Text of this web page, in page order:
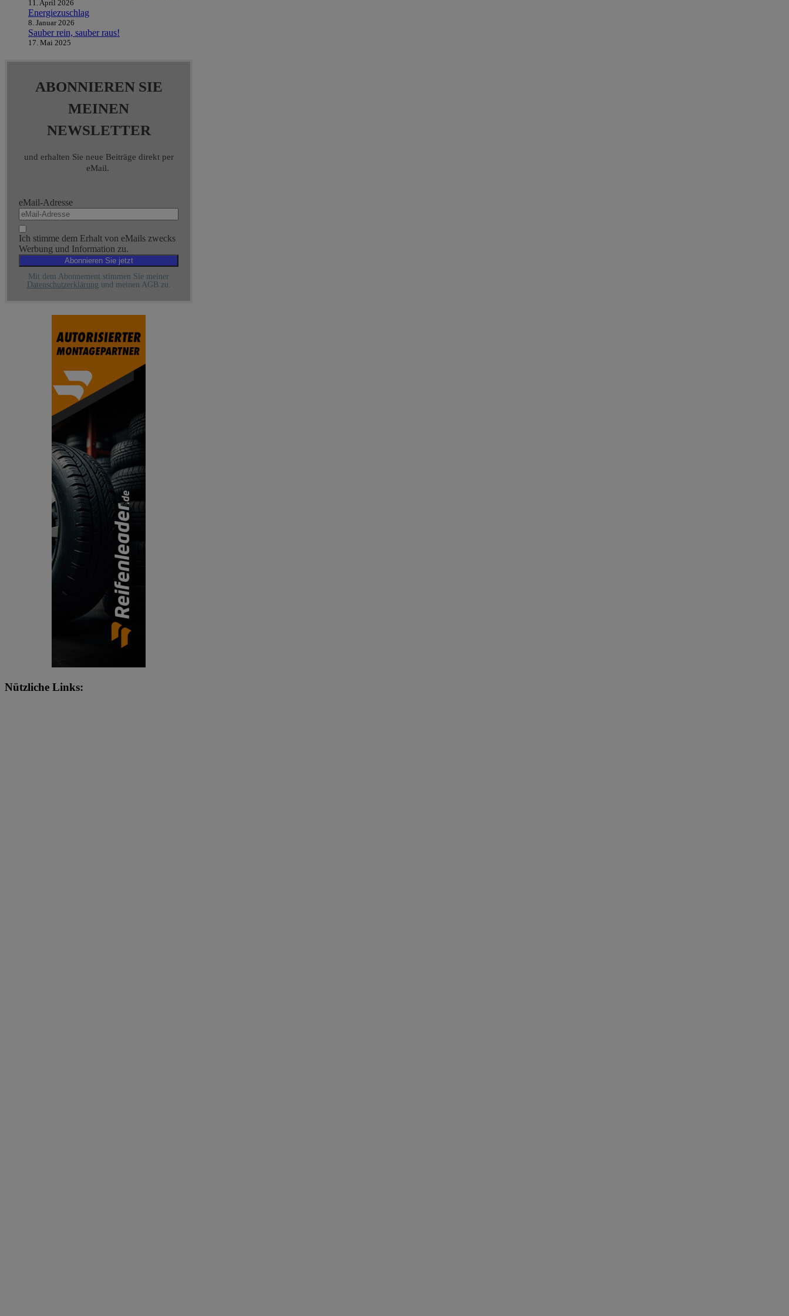
11. April 2026
Energiezuschlag
8. Januar 2026
Sauber rein, sauber raus!
17. Mai 2025
ABONNIEREN SIE
MEINEN
NEWSLETTER
und erhalten Sie neue Beiträge direkt per
eMail.
eMail-Adresse
Ich stimme dem Erhalt von eMails zwecks
Werbung und Information zu.
Mit dem Abonnement stimmen Sie meiner
Datenschutzerklärung und meinen AGB zu.
Nützliche Links: